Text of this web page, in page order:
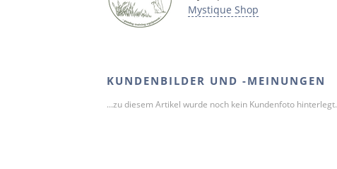
Mystique Shop
KUNDENBILDER UND -MEINUNGEN
...zu diesem Artikel wurde noch kein Kundenfoto hinterlegt.